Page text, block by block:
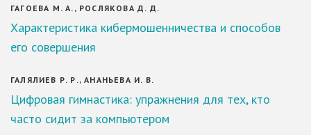
ГАГОЕВА М. А., РОСЛЯКОВА Д. Д.
Характеристика кибермошенничества и способов
его совершения
ГАЛЯЛИЕВ Р. Р., АНАНЬЕВА И. В.
Цифровая гимнастика: упражнения для тех, кто
часто сидит за компьютером